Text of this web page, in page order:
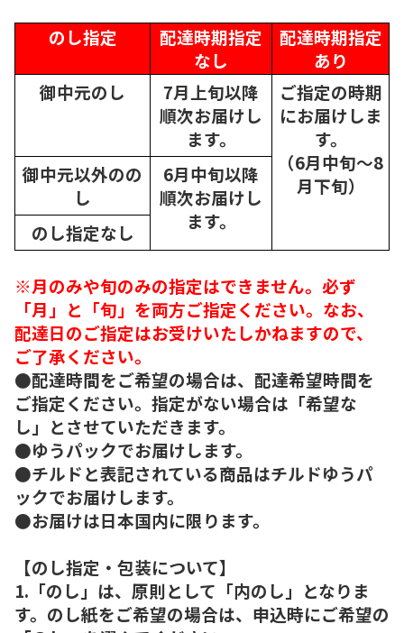
のし指定
配達時期指定
なし
配達時期指定
あり
御中元のし
7月上旬以降
順次お届けし
ます。
ご指定の時期
にお届けしま
す。
（6月中旬～8
月下旬）
御中元以外のの
し
6月中旬以降
順次お届けし
ます。
のし指定なし
※月のみや旬のみの指定はできません。必ず
「月」と「旬」を両方ご指定ください。なお、
配達日のご指定はお受けいたしかねますので、
ご了承ください。
●配達時間をご希望の場合は、配達希望時間を
ご指定ください。指定がない場合は「希望な
し」とさせていただきます。
●ゆうパックでお届けします。
●チルドと表記されている商品はチルドゆうパ
ックでお届けします。
●お届けは日本国内に限ります。
【のし指定・包装について】
1.「のし」は、原則として「内のし」となりま
す。のし紙をご希望の場合は、申込時にご希望の